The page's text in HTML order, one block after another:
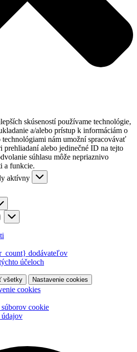
skúseností používame technológie,
a/alebo prístup k informáciám o
technológiami nám umožní spracovávať
prehliadaní alebo jedinečné ID na tejto
súhlasu môže nepriaznivo
a funkcie.
aktívny
Marketingové
cookies
dodávateľov
účeloch
všetky
Nastavenie cookies
cookies
cookie
údajov